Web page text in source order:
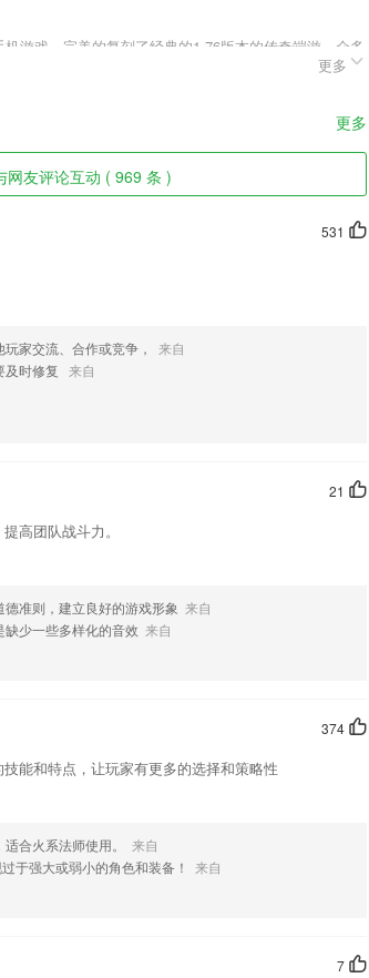
游戏，完美的复刻了经典的1.76版本的传奇端游，众多
业设定，魔幻写实画风打造，红名爆装，多人同屏，沙
可重复回看
松收获童年的成长乐趣
确率，掌握重点难点；同时后台分析易错点，并辅以收
识。
在家也能轻松学到新内容；
可以到应用商店进行打分评论，说出您的使用经历，以
更多
更多
网友评论互动 ( 969 条 )
531
家交流、合作或竞争，
来自
及时修复 来自
21
高团队战斗力。
准则，建立良好的游戏形象 来自
少一些多样化的音效 来自
374
能和特点，让玩家有更多的选择和策略性
合火系法师使用。
来自
于强大或弱小的角色和装备！
来自
7